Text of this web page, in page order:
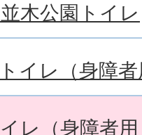
木公園トイレ
イレ（身障
レ（身障者